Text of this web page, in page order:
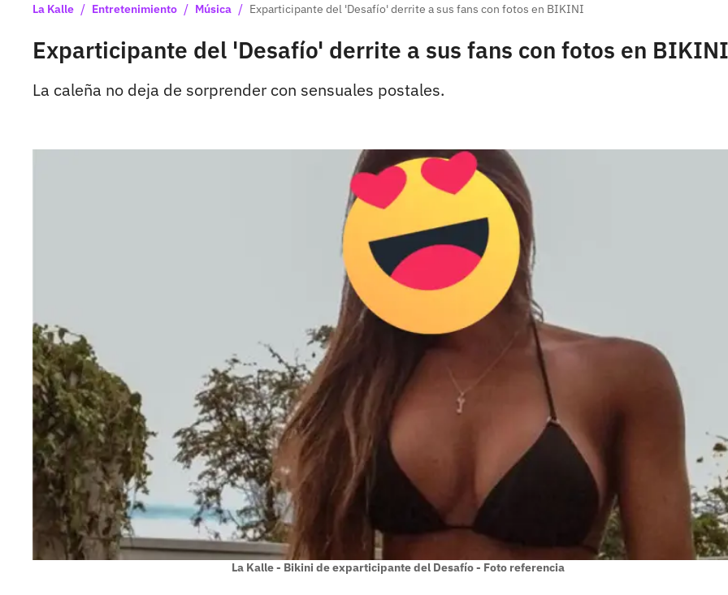
La Kalle / Entretenimiento / Música / Exparticipante del 'Desafío' derrite a sus fans con fotos en BIKINI
Exparticipante del 'Desafío' derrite a sus fans con fotos en BIKINI
La caleña no deja de sorprender con sensuales postales.
La Kalle - Bikini de exparticipante del Desafío - Foto referencia